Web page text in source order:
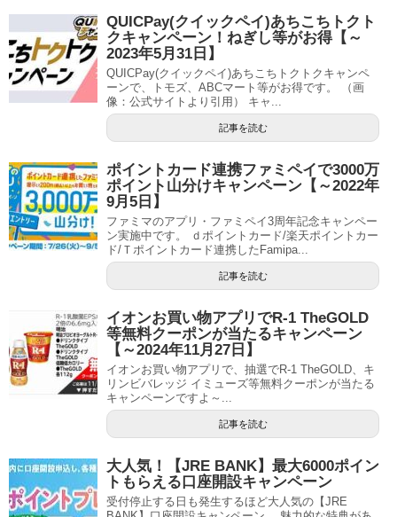
QUICPay(クイックペイ)あちこちトクト
クキャンペーン！ねぎし等がお得【～
2023年5月31日】
QUICPay(クイックペイ)あちこちトクトクキャンペ
ーンで、トモズ、ABCマート等がお得です。 （画
像：公式サイトより引用） キャ...
記事を読む
ポイントカード連携ファミペイで3000万
ポイント山分けキャンペーン【～2022年
9月5日】
ファミマのアプリ・ファミペイ3周年記念キャンペー
ン実施中です。 ｄポイントカード/楽天ポイントカー
ド/Ｔポイントカード連携したFamipa...
記事を読む
イオンお買い物アプリでR-1 TheGOLD
等無料クーポンが当たるキャンペーン
【～2024年11月27日】
イオンお買い物アプリで、抽選でR-1 TheGOLD、キ
リンビバレッジ イミューズ等無料クーポンが当たる
キャンペーンですよ～...
記事を読む
大人気！【JRE BANK】最大6000ポイン
トもらえる口座開設キャンペーン
受付停止する日も発生するほど大人気の【JRE